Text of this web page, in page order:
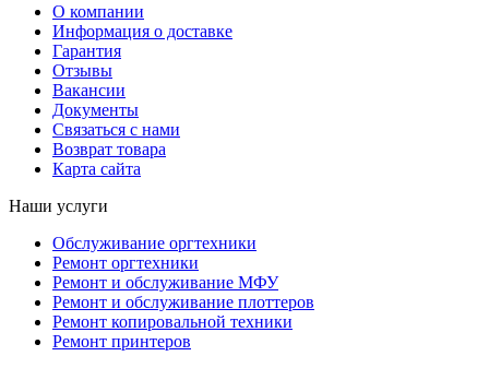
О компании
Информация о доставке
Гарантия
Отзывы
Вакансии
Документы
Связаться с нами
Возврат товара
Карта сайта
Наши услуги
Обслуживание оргтехники
Ремонт оргтехники
Ремонт и обслуживание МФУ
Ремонт и обслуживание плоттеров
Ремонт копировальной техники
Ремонт принтеров